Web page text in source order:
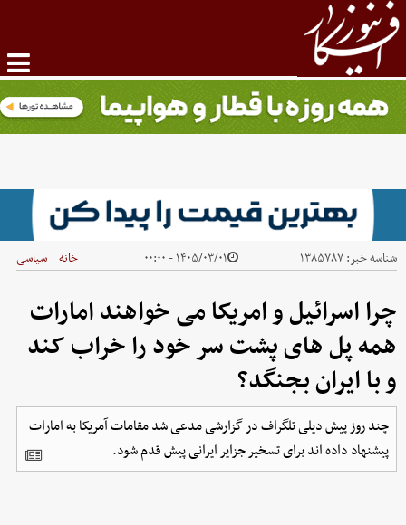
شناسه خبر:۱۳۸۵۷۸۷ ۱۴۰۵/۰۳/۰۱ - ۰۰:۰۰ خانه | سیاسی
چرا اسرائیل و امریکا می خواهند امارات
همه پل های پشت سر خود را خراب کند
و با ایران بجنگد؟
چند روز پیش دیلی تلگراف در گزارشی مدعی شد مقامات آمریکا به امارات
پیشنهاد داده اند برای تسخیر جزایر ایرانی پیش قدم شود.